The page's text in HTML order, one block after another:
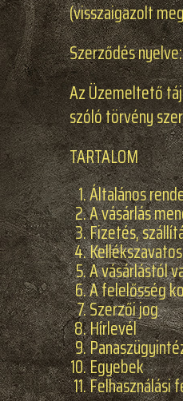
(visszaigazolt
Szerződés
Az Üzemeltető
szóló törvény
TARTALOM
Általános
A vásárlás
Fizetés,
A vásárlástól
A felelősség
Szerzői jog
Hírlevél
Egyebek
Felhasználási